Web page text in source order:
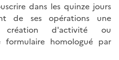
dans les quinze jours
de ses opérations une
d'activité ou
homologué par